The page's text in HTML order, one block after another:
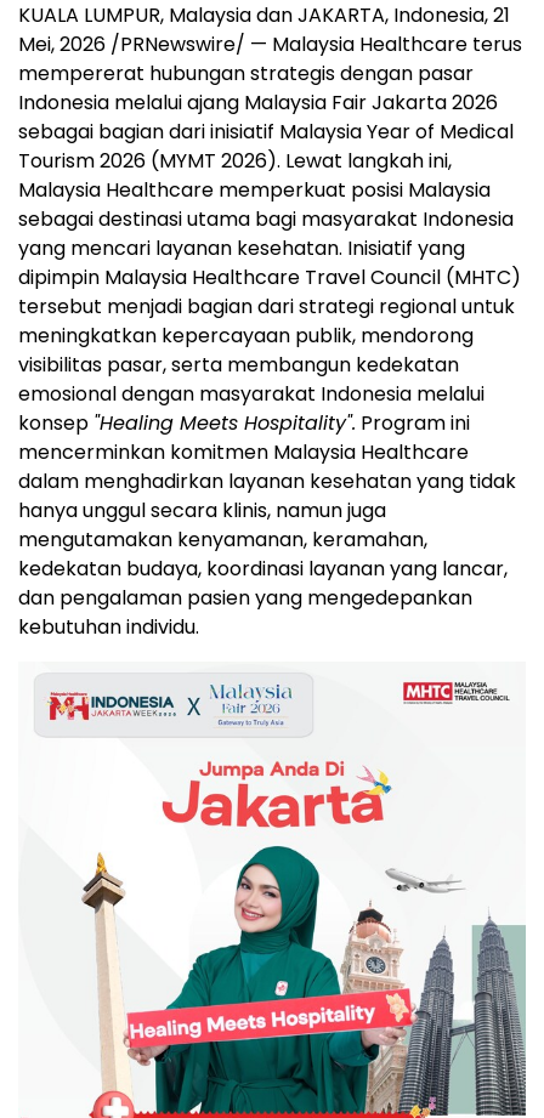
KUALA LUMPUR, Malaysia dan JAKARTA, Indonesia,21
Mei, 2026 /PRNewswire/ — Malaysia Healthcare terus
mempererat hubungan strategis dengan pasar
Indonesia melalui ajang Malaysia Fair Jakarta 2026
sebagai bagian dari inisiatif Malaysia Year of Medical
Tourism 2026 (MYMT 2026). Lewat langkah ini,
Malaysia Healthcare memperkuat posisi Malaysia
sebagai destinasi utama bagi masyarakat Indonesia
yang mencari layanan kesehatan. Inisiatif yang
dipimpin Malaysia Healthcare Travel Council (MHTC)
tersebut menjadi bagian dari strategi regional untuk
meningkatkan kepercayaan publik, mendorong
visibilitas pasar, serta membangun kedekatan
emosional dengan masyarakat Indonesia melalui
konsep "Healing Meets Hospitality". Program ini
mencerminkan komitmen Malaysia Healthcare
dalam menghadirkan layanan kesehatan yang tidak
hanya unggul secara klinis, namun juga
mengutamakan kenyamanan, keramahan,
kedekatan budaya, koordinasi layanan yang lancar,
dan pengalaman pasien yang mengedepankan
kebutuhan individu.